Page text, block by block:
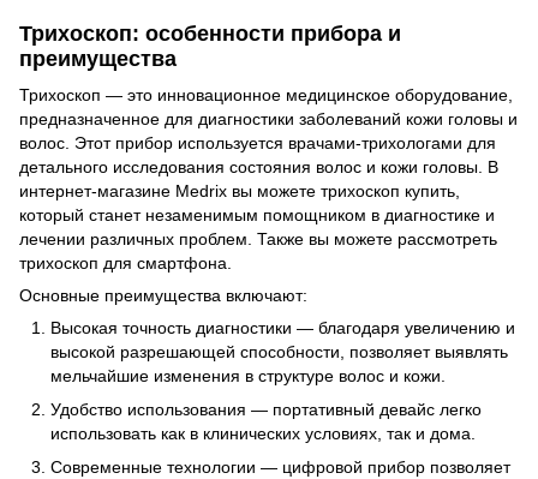
Трихоскоп: особенности прибора и
преимущества
Трихоскоп — это инновационное медицинское оборудование,
предназначенное для диагностики заболеваний кожи головы и
волос. Этот прибор используется врачами-трихологами для
детального исследования состояния волос и кожи головы. В
интернет-магазине Medrix вы можете трихоскоп купить,
который станет незаменимым помощником в диагностике и
лечении различных проблем. Также вы можете рассмотреть
трихоскоп для смартфона.
Основные преимущества включают:
Высокая точность диагностики — благодаря увеличению и
высокой разрешающей способности, позволяет выявлять
мельчайшие изменения в структуре волос и кожи.
Удобство использования — портативный девайс легко
использовать как в клинических условиях, так и дома.
Современные технологии — цифровой прибор позволяет